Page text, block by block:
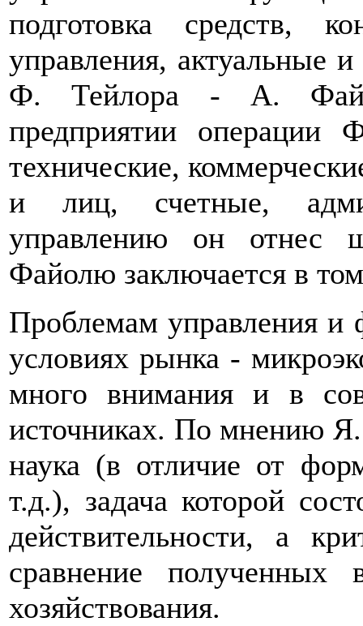
подготовка средств,
управления, актуальные
Ф. Тейлора - А.
предприятии операции
технические,
и лиц, счетные,
управлению он отнес
Файолю заключается в
Проблемам управления и
условиях рынка -
много внимания и в
источниках. По мнению Я.
наука (в отличие от
т.д.), задача которой
действительности, а
сравнение полученных
хозяйствования.